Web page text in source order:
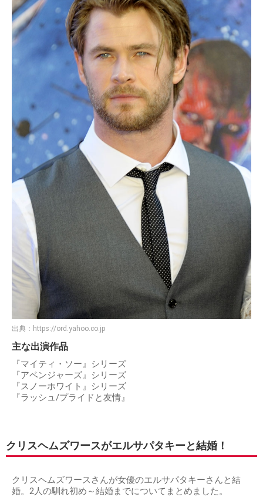
出典： https://ord.yahoo.co.jp
主な出演作品
『マイティ・ソー』シリーズ
『アベンジャーズ』シリーズ
『スノーホワイト』シリーズ
『ラッシュ/プライドと友情』
クリスヘムズワースがエルサパタキーと結婚！
クリスヘムズワースさんが女優のエルサパタキーさんと結
婚。2人の馴れ初め～結婚までについてまとめました。